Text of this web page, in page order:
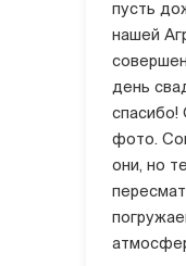
пусть
нашей
день
спасибо!
фото.
они, но